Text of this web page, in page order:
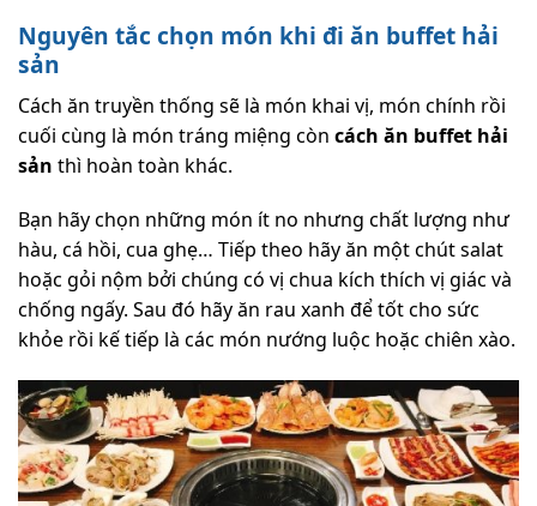
Nguyên tắc chọn món khi đi ăn buffet hải
sản
Cách ăn truyền thống sẽ là món khai vị, món chính rồi
cuối cùng là món tráng miệng còn cách ăn buffet hải
sản thì hoàn toàn khác.
Bạn hãy chọn những món ít no nhưng chất lượng như
hàu, cá hồi, cua ghẹ… Tiếp theo hãy ăn một chút salat
hoặc gỏi nộm bởi chúng có vị chua kích thích vị giác và
chống ngấy. Sau đó hãy ăn rau xanh để tốt cho sức
khỏe rồi kế tiếp là các món nướng luộc hoặc chiên xào.